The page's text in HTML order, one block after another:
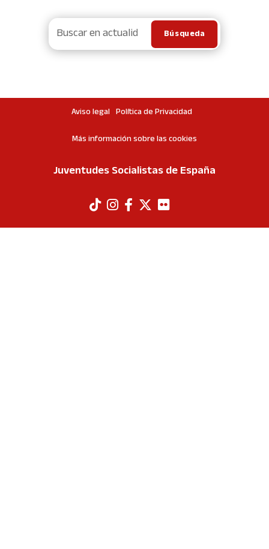
Aviso legal Política de Privacidad
Más información sobre las cookies
Juventudes Socialistas de España